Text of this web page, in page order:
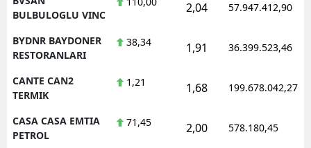
BULBULOGLU VINC
2,04 57.947.412,90
BYDNR BAYDONER
RESTORANLARI
38,34 1,91 36.399.523,46
CANTE CAN2
TERMIK
1,21 1,68 199.678.042,27
CASA CASA EMTIA
PETROL
71,45 2,00 578.180,45